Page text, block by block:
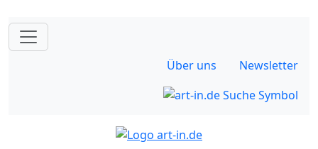
Über uns Newsletter